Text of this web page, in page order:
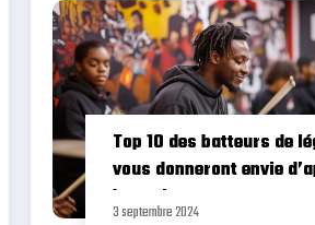
Top 10 des batteurs de
vous donneront envie
batterie
3 septembre 2024